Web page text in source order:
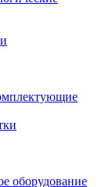
оборудование